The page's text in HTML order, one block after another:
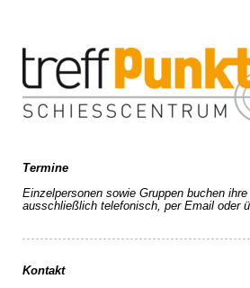
Termine
Einzelpersonen sowie Gruppen buchen
ausschließlich telefonisch, per Email oder
Kontakt